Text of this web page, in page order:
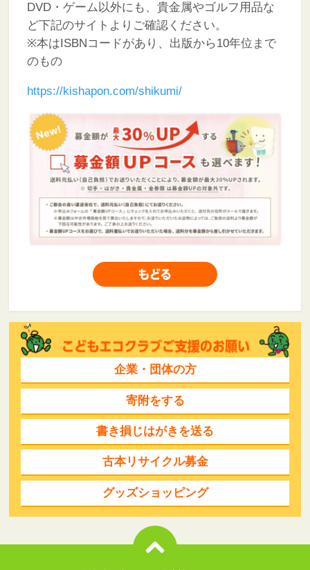
DVD・ゲーム以外にも、貴金属やゴルフ用品な
ど下記のサイトよりご確認ください。
※本はISBNコードがあり、出版から10年位まで
のもの
https://kishapon.com/shikumi/
企業・団体の方
寄附をする
書き損じはがきを送る
古本リサイクル募金
グッズショッピング